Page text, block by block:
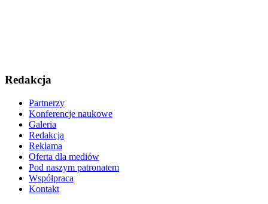
Redakcja
Partnerzy
Konferencje naukowe
Galeria
Redakcja
Reklama
Oferta dla mediów
Pod naszym patronatem
Współpraca
Kontakt